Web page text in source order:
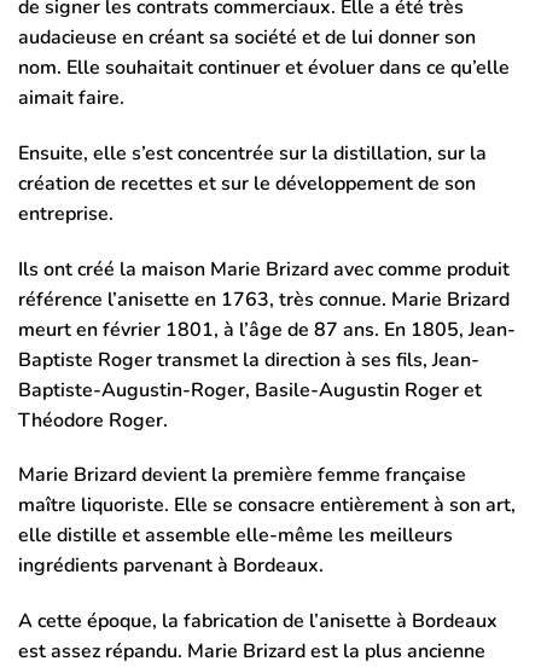
de signer les contrats commerciaux. Elle a été très
audacieuse en créant sa société et de lui donner son
nom. Elle souhaitait continuer et évoluer dans ce qu’elle
aimait faire.
Ensuite, elle s’est concentrée sur la distillation, sur la
création de recettes et sur le développement de son
entreprise.
Ils ont créé la maison Marie Brizard avec comme produit
référence l’anisette en 1763, très connue. Marie Brizard
meurt en février 1801, à l’âge de 87 ans. En 1805, Jean-
Baptiste Roger transmet la direction à ses fils, Jean-
Baptiste-Augustin-Roger, Basile-Augustin Roger et
Théodore Roger.
Marie Brizard devient la première femme française
maître liquoriste. Elle se consacre entièrement à son art,
elle distille et assemble elle-même les meilleurs
ingrédients parvenant à Bordeaux.
A cette époque, la fabrication de l’anisette à Bordeaux
est assez répandu. Marie Brizard est la plus ancienne